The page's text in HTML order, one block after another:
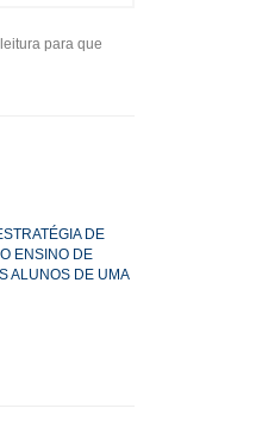
para que
DE
ENSINO DE
ALUNOS DE UMA